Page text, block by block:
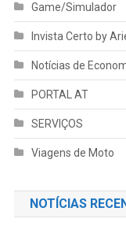
Game/Simulador
Invista Certo by
Notícias de
PORTAL AT
SERVIÇOS
Viagens de Moto
NOTÍCIAS